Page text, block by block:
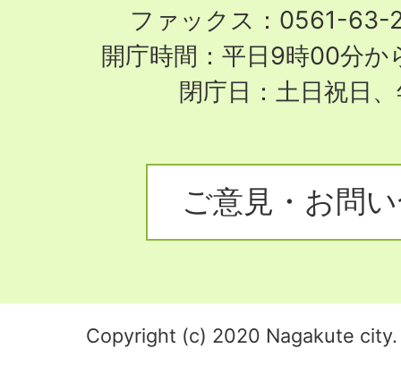
ファックス：0561-63-
開庁時間：平日9時00分か
閉庁日：土日祝日
ご意見・お問
Copyright (c) 2020 Nagakute